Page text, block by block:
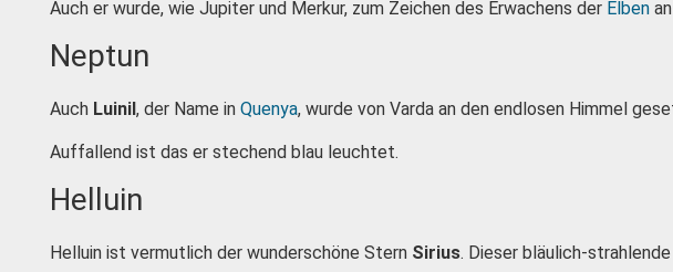
Auch er wurde, wie Jupiter und Merkur, zum Zeichen des Erwachens der Elben
Neptun
Auch Luinil , der Name in Quenya, wurde von Varda an den endlosen Himmel
Auffallend ist das er stechend blau leuchtet.
Helluin
Helluin ist vermutlich der wunderschöne Stern Sirius. Dieser bläulich-